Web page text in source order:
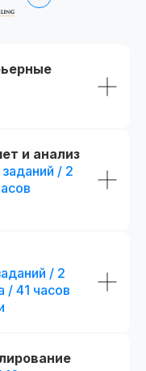
и анализ
/ 2
/ 2
/ 41 часов